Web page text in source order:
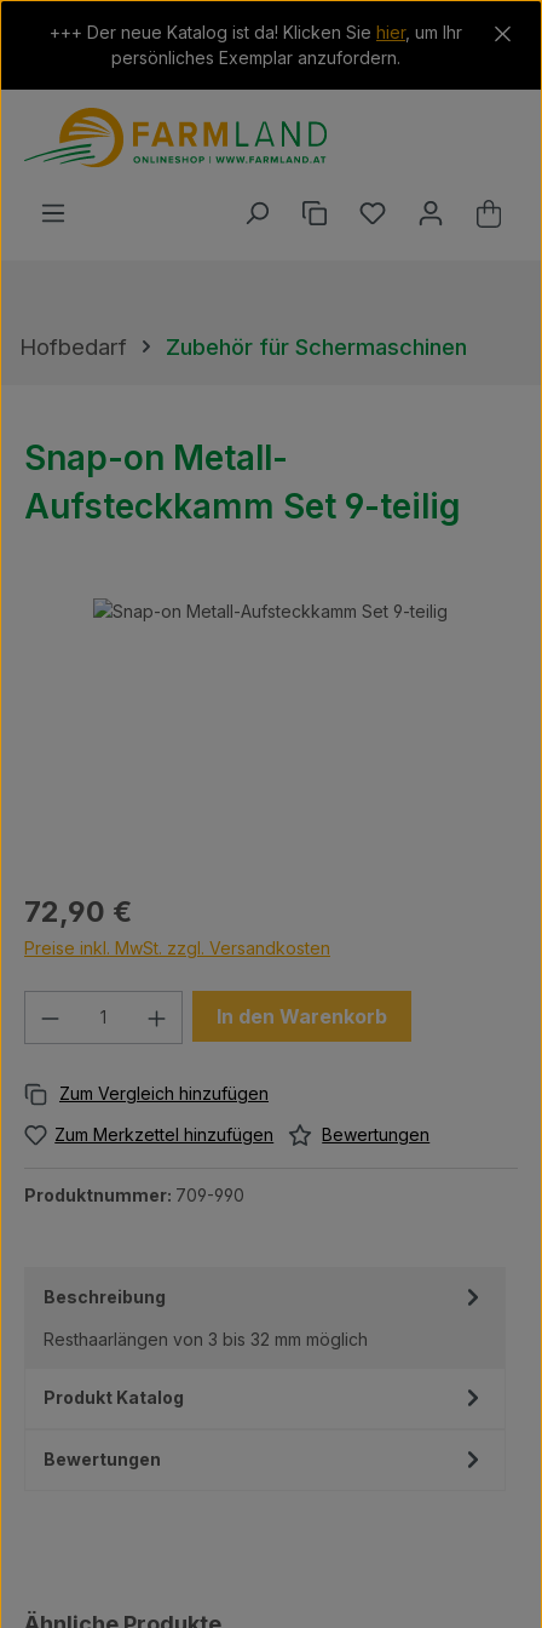
Zum Hauptinhalt springen
+++ Der neue Katalog ist da! Klicken Sie hier, um Ihr
persönliches Exemplar anzufordern.
Du hast 0
Hofbedarf Zubehör für Schermaschinen
Snap-on Metall-
Aufsteckkamm Set 9-teilig
Bildergalerie überspringen
Regulärer Preis:
72,90 €
Preise inkl. MwSt. zzgl. Versandkosten
Produkt Anzahl: Gib den
In den Warenkorb
Zum Merkzettel hinzufügen Bewertungen
Produktnummer: 709-990
Beschreibung
Resthaarlängen von 3 bis 32 mm möglich
Produkt Katalog
Bewertungen
Produktgalerie überspringen